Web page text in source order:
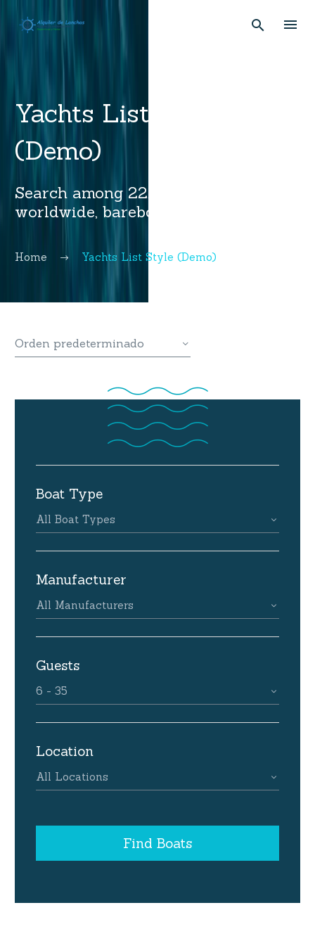
Yachts List Style
(Demo)
Search among 22,375 certified boats
worldwide, bareboat or skippered
Home Yachts List Style (Demo)
Orden predeterminado
Boat Type
All Boat Types
Manufacturer
All Manufacturers
Guests
6 - 35
Location
All Locations
Find Boats